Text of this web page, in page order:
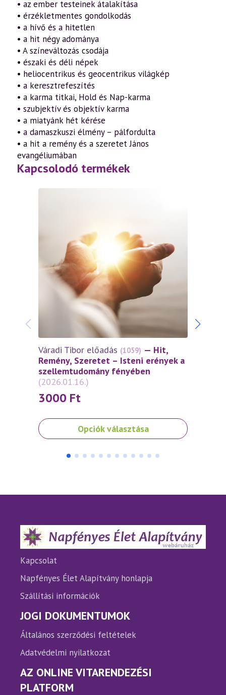
• az ember testeinek átalakítása
• érzékletmentes gondolkodás
• a hívő és a hitetlen
• a hit négy adománya
• A színeváltozás csodája
• északi és déli népek
• heliocentrikus és geocentrikus világkép
• a keresztrefeszítés
• a karma titkai, Hold és Nap-karma
• szubjektív és objektív karma
• a miatyánk hét kérése
• a damaszkuszi élmény – pálfordulta
• a hit a remény és a szeretet János
evangéliumában
Kapcsolodó termékek
Váradi Tibor előadás (1059) — Hit,
Remény, Szeretet – Isteni erények a
szellemtudomány fényében
(2026.01.16.)
3000 Ft
Opciók választása
Ennek
a
A
termékoldalon
választhatók
ki
A
ki
Kapcsolat
Napfényes Élet Alapítvány honlapja
Szállítási információk
JOGI DOKUMENTUMOK
Általános szerződési feltételek
Adatvédelmi nyilatkozat
AZ ONLINE VITARENDEZÉSI
PLATFORM